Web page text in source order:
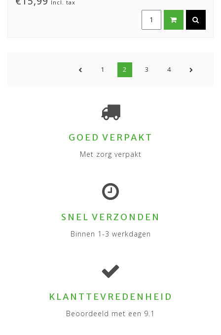
Incl. tax
1 2 3 4
GOED VERPAKT
Met zorg verpakt
SNEL VERZONDEN
Binnen 1-3 werkdagen
KLANTTEVREDENHEID
Beoordeeld met een 9.1